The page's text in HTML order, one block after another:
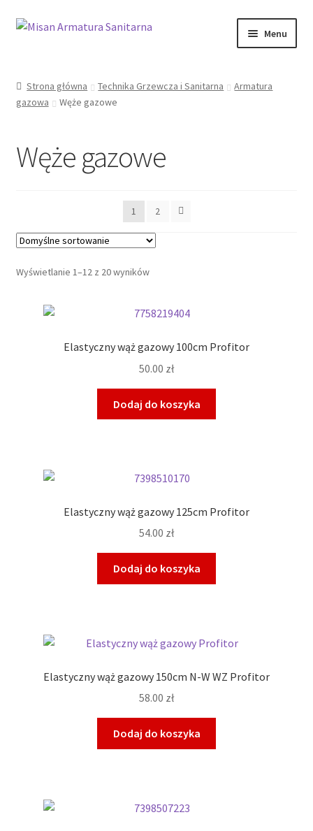
Przejdź
Przejdź
Menu
Moje konto
Informacje prawne
Strona główna Technika Grzewcza i Sanitarna
Armatura
gazowa
Węże gazowe
Węże gazowe
1 2
Wyświetlanie 1–12 z 20 wyników
Elastyczny wąż gazowy 100cm Profitor
50.00 zł
Dodaj do koszyka
Elastyczny wąż gazowy 125cm Profitor
54.00 zł
Dodaj do koszyka
Elastyczny wąż gazowy 150cm N-W WZ Profitor
58.00 zł
Dodaj do koszyka